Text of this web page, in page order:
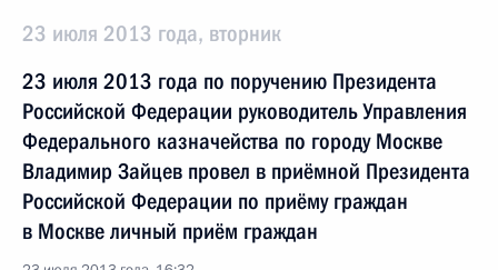
23 июля 2013 года, вторник
23 июля 2013 года по поручению Президента
Российской Федерации руководитель Управления
Федерального казначейства по городу Москве
Владимир Зайцев провел в приёмной Президента
Российской Федерации по приёму граждан
в Москве личный приём граждан